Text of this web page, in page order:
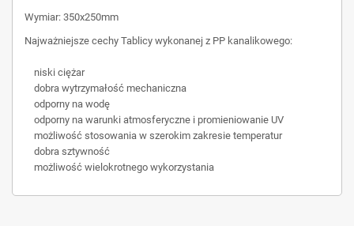
Wymiar: 350x250mm
Najważniejsze cechy Tablicy wykonanej z PP kanalikowego:
niski ciężar
dobra wytrzymałość mechaniczna
odporny na wodę
odporny na warunki atmosferyczne i promieniowanie UV
możliwość stosowania w szerokim zakresie temperatur
dobra sztywność
możliwość wielokrotnego wykorzystania